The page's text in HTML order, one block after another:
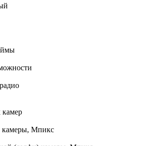
камер
камеры, Мпикс